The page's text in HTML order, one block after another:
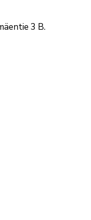
3 B.